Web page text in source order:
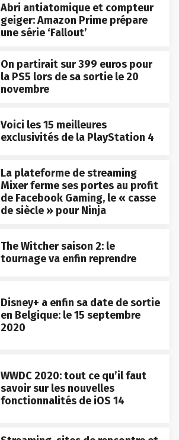
Abri antiatomique et compteur
geiger: Amazon Prime prépare
une série ‘Fallout’
On partirait sur 399 euros pour
la PS5 lors de sa sortie le 20
novembre
Voici les 15 meilleures
exclusivités de la PlayStation 4
La plateforme de streaming
Mixer ferme ses portes au profit
de Facebook Gaming, le « casse
de siècle » pour Ninja
The Witcher saison 2: le
tournage va enfin reprendre
Disney+ a enfin sa date de sortie
en Belgique: le 15 septembre
2020
WWDC 2020: tout ce qu’il faut
savoir sur les nouvelles
fonctionnalités de iOS 14